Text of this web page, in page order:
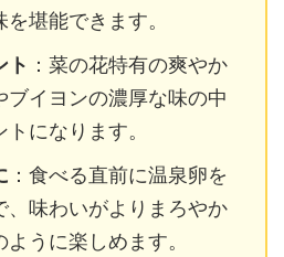
堪能できます。
ト ：菜の花特有の爽やか
ブイヨンの濃厚な味の中
になります。
：食べる直前に温泉卵を
、味わいがよりまろやか
うに楽しめます。